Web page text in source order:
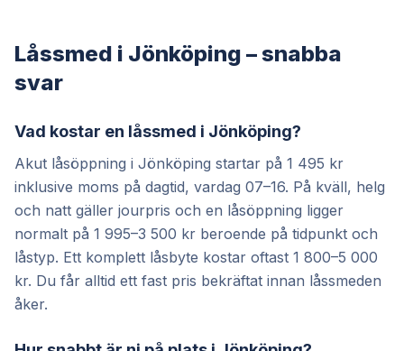
Låssmed i Jönköping – snabba
svar
Vad kostar en låssmed i Jönköping?
Akut låsöppning i Jönköping startar på 1 495 kr
inklusive moms på dagtid, vardag 07–16. På kväll, helg
och natt gäller jourpris och en låsöppning ligger
normalt på 1 995–3 500 kr beroende på tidpunkt och
låstyp. Ett komplett låsbyte kostar oftast 1 800–5 000
kr. Du får alltid ett fast pris bekräftat innan låssmeden
åker.